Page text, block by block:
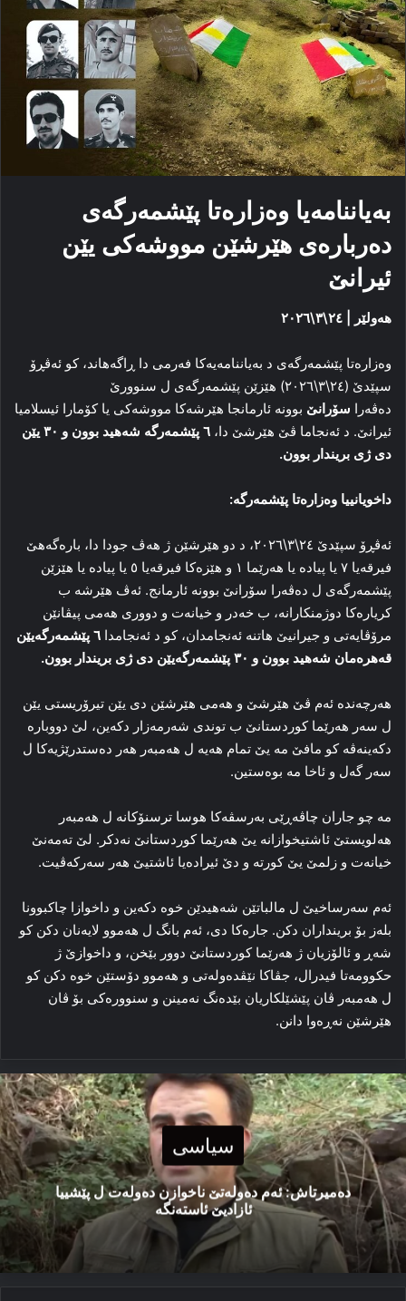
بەیاننامەیا وەزارەتا پێشمەرگەی
دەربارەی هێرشێن مووشەکی یێن
ئیرانێ
هەولێر | ٢٤\٣\٢٠٢٦
وەزارەتا پێشمەرگەی د بەیاننامەیەکا فەرمی دا ڕاگەهاند، کو ئەڤڕۆ
سپێدێ (٢٤\٣\٢٠٢٦) هێزێن پێشمەرگەی ل سنوورێ
دەڤەرا سۆرانێ بوونە ئارمانجا هێرشەکا مووشەکی یا کۆمارا ئیسلامیا
ئیرانێ. د ئەنجاما ڤێ هێرشێ دا،
٦ پێشمەرگە شەهید بوون و ٣٠ یێن
دی ژی بریندار بوون.
داخویانییا وەزارەتا پێشمەرگە:
ئەڤڕۆ سپێدێ ٢٤\٣\٢٠٢٦، د دو هێرشێن ژ هەڤ جودا دا، بارەگەهێ
فیرقەیا ٧ یا پیادە یا هەرێما ١ و هێزەکا فیرقەیا ٥ یا پیادە یا هێزێن
پێشمەرگەی ل دەڤەرا سۆرانێ بوونە ئارمانج. ئەڤ هێرشە ب
کریارەکا دوژمنکارانە، ب خەدر و خیانەت و دوورى هەمی پیڤانێن
مرۆڤایەتى و جیرانیێ هاتنە ئەنجامدان، کو د ئەنجامدا
٦ پێشمەرگەیێن
قەهرەمان شەهید بوون و ٣٠ پێشمەرگەیێن دى ژى بریندار بوون.
هەرچەندە ئەم ڤێ هێرشێ و هەمی هێرشێن دى یێن تیرۆریستى یێن
ل سەر هەرێما کوردستانێ ب توندى شەرمەزار دکەین، لێ دووبارە
دکەینەڤە کو مافێ مە یێ تمام هەیە ل هەمبەر هەر دەستدرێژیەکا ل
سەر گەل و ئاخا مە بوەستین.
مە چو جاران چاڤەڕێى بەرسڤەکا هوسا ترسنۆکانە ل هەمبەر
هەلویستێ ئاشتیخوازانە یێ هەرێما کوردستانێ نەدکر. لێ تەمەنێ
خیانەت و زلمێ یێ کورتە و دێ ئیرادەیا ئاشتیێ هەر سەرکەڤیت.
ئەم سەرساخیێ ل مالباتێن شەهیدێن خوە دکەین و داخوازا چاکبوونا
بلەز بۆ برینداران دکن. جارەکا دى، ئەم بانگ ل هەموو لایەنان دکن کو
شەڕ و ئالۆزیان ژ هەرێما کوردستانێ دوور بێخن، و داخوازێ ژ
حکوومەتا فیدرال، جڤاکا نێڤدەولەتى و هەموو دۆستێن خوە دکن کو
ل هەمبەر ڤان پێشێلکاریان بێدەنگ نەمینن و سنوورەکى بۆ ڤان
هێرشێن نەڕەوا دانن.
سیاسی
دەمیرتاش: ئەم دەولەتێ ناخوازن دەولەت ل پێشییا
ئازادیێ ئاستەنگە